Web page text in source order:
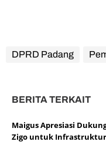
DPRD Padang
BERITA TERKAIT
Maigus Apresiasi
Zigo untuk Infrastruktur